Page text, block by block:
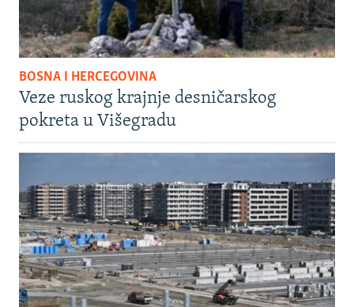
BOSNA I HERCEGOVINA
Veze ruskog krajnje desničarskog
pokreta u Višegradu